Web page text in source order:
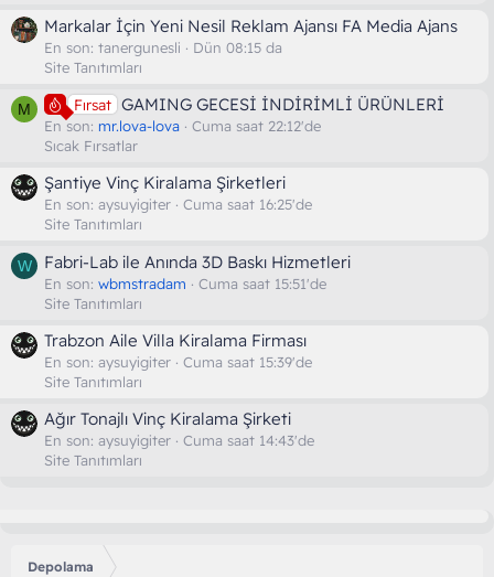
Markalar İçin Yeni Nesil Reklam Ajansı FA Media Ajans
En son: tanergunesli
Dün 08:15 da
Site Tanıtımları
M Fırsat GAMING GECESİ İNDİRİMLİ ÜRÜNLERİ
En son: mr.lova-lova
Cuma saat 22:12'de
Sıcak Fırsatlar
Şantiye Vinç Kiralama Şirketleri
En son: aysuyigiter
Cuma saat 16:25'de
Site Tanıtımları
W Fabri-Lab ile Anında 3D Baskı Hizmetleri
En son: wbmstradam
Cuma saat 15:51'de
Site Tanıtımları
Trabzon Aile Villa Kiralama Firması
En son: aysuyigiter
Cuma saat 15:39'de
Site Tanıtımları
Ağır Tonajlı Vinç Kiralama Şirketi
En son: aysuyigiter
Cuma saat 14:43'de
Site Tanıtımları
Depolama